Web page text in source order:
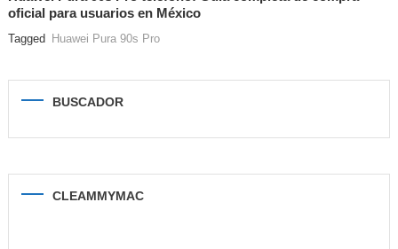
oficial para usuarios en México
Tagged Huawei Pura 90s Pro
BUSCADOR
CLEAMMYMAC